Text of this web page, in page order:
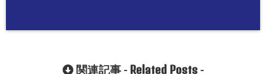
関連記事 - Related Posts-